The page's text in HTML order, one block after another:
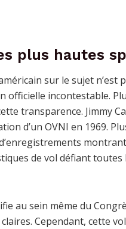
plus hautes
sur le sujet n’est
officielle incontestable.
transparence. Jimmy
d’un OVNI en 1969.
de vol défiant
au sein même du
Cependant, cette